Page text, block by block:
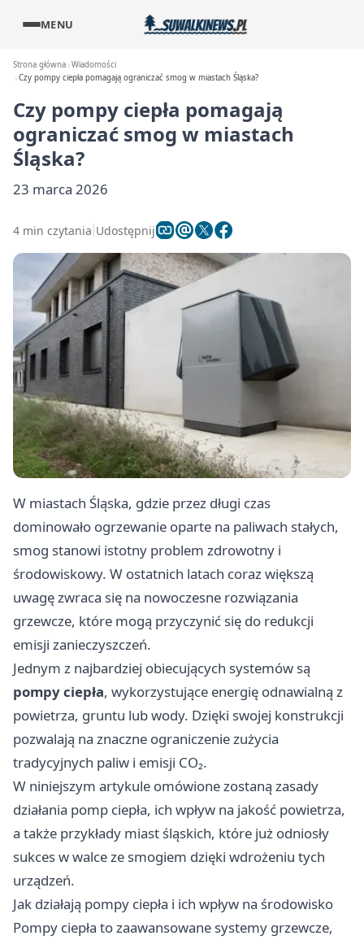
MENU
Strona główna Wiadomości
Czy pompy ciepła pomagają ograniczać smog w miastach Śląska?
Czy pompy ciepła pomagają
ograniczać smog w miastach
Śląska?
23 marca 2026
4 min czytania Udostępnij
W miastach Śląska, gdzie przez długi czas
dominowało ogrzewanie oparte na paliwach stałych,
smog stanowi istotny problem zdrowotny i
środowiskowy. W ostatnich latach coraz większą
uwagę zwraca się na nowoczesne rozwiązania
grzewcze, które mogą przyczynić się do redukcji
emisji zanieczyszczeń.
Jednym z najbardziej obiecujących systemów są
pompy ciepła, wykorzystujące energię odnawialną z
powietrza, gruntu lub wody. Dzięki swojej konstrukcji
pozwalają na znaczne ograniczenie zużycia
tradycyjnych paliw i emisji CO₂.
W niniejszym artykule omówione zostaną zasady
działania pomp ciepła, ich wpływ na jakość powietrza,
a także przykłady miast śląskich, które już odniosły
sukces w walce ze smogiem dzięki wdrożeniu tych
urządzeń.
Jak działają pompy ciepła i ich wpływ na środowisko
Pompy ciepła to zaawansowane systemy grzewcze,